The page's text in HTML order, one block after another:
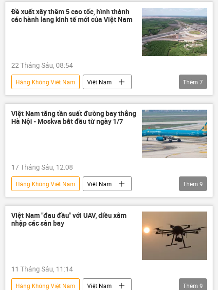
Cảng hàng không Việt Nam (ACV)
cảng hàng không
chuyên cơ
Đề xuất xây thêm 5 cao tốc, hình thành
các hành lang kinh tế mới của Việt Nam
22 Tháng Sáu, 08:54
Hàng Không Việt Nam
Việt Nam
cao tốc
thông tin
Tây Nguyên
logistics
Bộ Xây dựng
xây dựng
dự án
Kinh tế
Thêm 7
Việt Nam tăng tần suất đường bay thẳng
Hà Nội - Moskva bắt đầu từ ngày 1/7
17 Tháng Sáu, 12:08
Hàng Không Việt Nam
Việt Nam
Du lịch
hàng không
hãng hàng không
đường bay thẳng
đường bay
Thêm 9
Việt Nam "đau đầu" với UAV, diều xâm
nhập các sân bay
11 Tháng Sáu, 11:14
Hàng Không Việt Nam
Việt Nam
Thêm 9